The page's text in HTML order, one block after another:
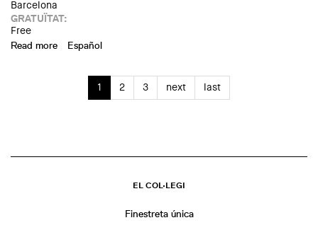
Barcelona
GRATUÏTAT:
Free
Read more about Path to Heaven; a reflection on hand machine
Español
1 2 3 next last
EL COL·LEGI
Finestreta única